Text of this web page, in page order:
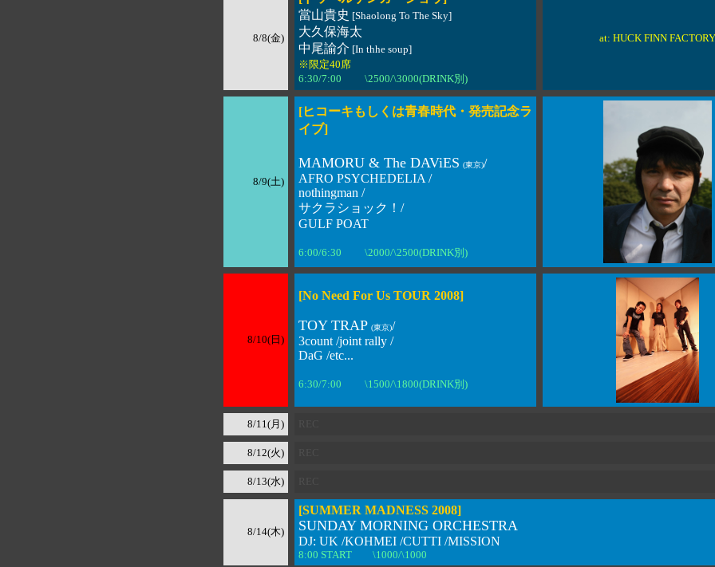
8/8(金)
當山貴史 [Shaolong To The Sky]
大久保海太
中尾諭介 [In thhe soup]
※限定40席
6:30/7:00
\2500/\3000(DRINK別)
at: HUCK FINN FACTORY
8/9(土)
[ヒコーキもしくは青春時代・発売記念ラ
イブ]
MAMORU & The DAViES (東京)/
AFRO PSYCHEDELIA /
nothingman /
サクラショック！/
GULF POAT
6:00/6:30 \2000/\2500(DRINK別)
8/10(日)
[No Need For Us TOUR 2008]
TOY TRAP (東京)/
3count /joint rally /
DaG /etc...
6:30/7:00 \1500/\1800(DRINK別)
8/11(月)
8/12(火)
8/13(水)
8/14(木)
[SUMMER MADNESS 2008]
SUNDAY MORNING ORCHESTRA
DJ: UK /KOHMEI /CUTTI /MISSION
8:00 START \1000/\1000